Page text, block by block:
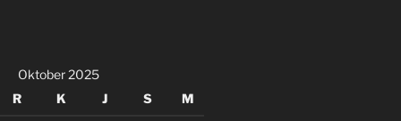
Oktober 2025
R K J S M